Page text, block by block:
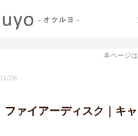
本ページ
26
ファイアーディスク｜キ